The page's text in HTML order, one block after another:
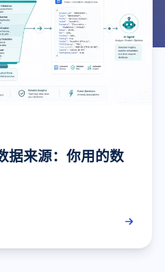
据来源：你用的数